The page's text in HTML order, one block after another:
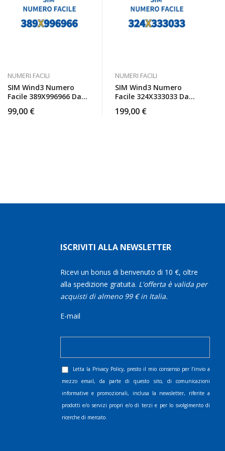
NUMERI FACILI
SIM Wind3 Numero
Facile 389X996966 Da
99,00 €
NUMERI FACILI
SIM Wind3 Numero
Facile 324X333033 Da
199,00 €
ISCRIVITI ALLA NEWSLETTER
Ricevi un bonus di benvenuto di 10 €, oltre
alla spedizione gratuita. L'offerta è valida per
acquisti di almeno 99 € in Italia.
E-mail
Letta la Privacy Policy, presto il mio consenso per l’invio a
mezzo email, da parte di questo sito, di comunicazioni
informative e promozionali, inclusa la newsletter, riferite a
prodotti e/o servizi propri e/o di terzi e per lo svolgimento di
ricerche di mercato.